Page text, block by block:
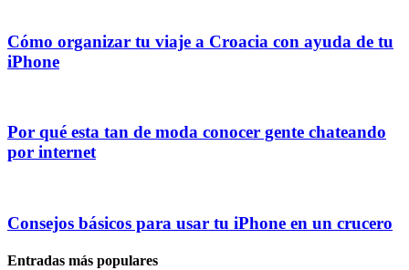
Cómo organizar tu viaje a Croacia con ayuda de tu
iPhone
Por qué esta tan de moda conocer gente chateando
por internet
Consejos básicos para usar tu iPhone en un crucero
Entradas más populares